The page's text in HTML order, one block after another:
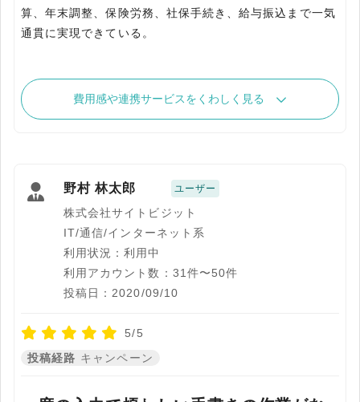
算、年末調整、保険労務、社保手続き、給与振込まで一気
通貫に実現できている。
費用感や連携サービスをくわしく見る
野村 林太郎 ユーザー
株式会社サイトビジット
IT/通信/インターネット系
利用状況：利用中
利用アカウント数：31件〜50件
投稿日：2020/09/10
5/5
投稿経路 キャンペーン